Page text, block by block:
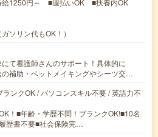
給1250円～ ■週払いOK ■扶養内OK
ソリン代もOK！）
て看護師さんのサポート！具体的に
補助・ベットメイキングやシーツ交…
ランクOK / パソコンスキル不要 / 英語力不
！■年齢・学歴不問！ブランクOK!■10名
歴書不要■社会保険完…